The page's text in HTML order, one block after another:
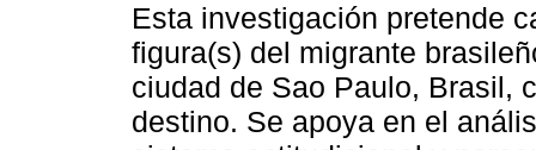
Esta investigación pretende
figura(s) del migrante
ciudad de Sao Paulo, Brasil,
destino. Se apoya en el